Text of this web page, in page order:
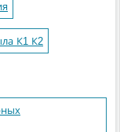
К1 К2